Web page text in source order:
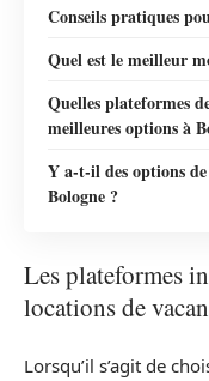
Conseils pratiques
Quel est le meilleur
Quelles plateformes
meilleures options à
Y a-t-il des options
Bologne ?
Les plateformes
locations de
Lorsqu’il s’agit de